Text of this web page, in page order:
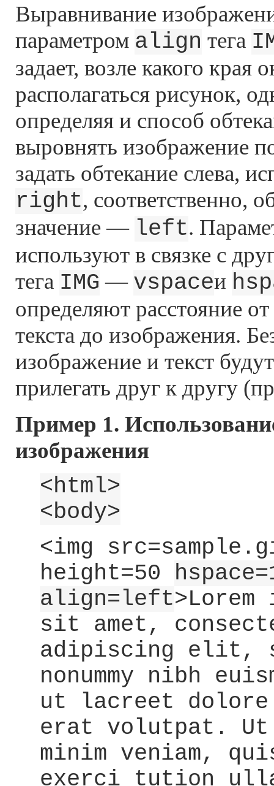
Выравнивание
параметром align тега
задает, возле какого края
располагаться рисунок,
определяя и способ
выровнять изображение
задать обтекание слева,
right, соответственно,
значение — left.
используют в связке с
тега IMG — vspaceи
определяют расстояние
текста до изображения.
изображение и текст
прилегать друг к другу
Пример 1.
изображения
<html>
<body>
<img
height=50
align=left
sit amet,
adipiscing elit,
nonummy nibh
ut lacreet dolore
erat volutpat. Ut
minim veniam,
exerci tution